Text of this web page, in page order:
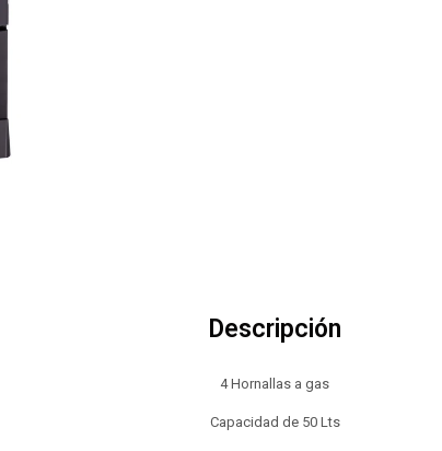
Descripción
4 Hornallas a gas
Capacidad de 50 Lts